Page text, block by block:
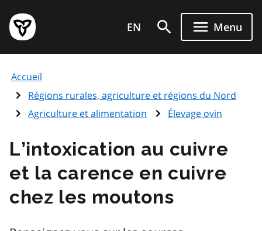
au
contenu
principal
Page
d'accueil
de
l'Ontario
EN Menu
Accueil
Régions rurales, agriculture et régions du Nord
Agriculture et alimentation
Élevage ovin
L’intoxication au cuivre
et la carence en cuivre
chez les moutons